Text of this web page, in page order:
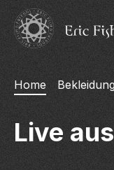
Hauptinhalt
Zur Suche springen
Zur
Home
Live